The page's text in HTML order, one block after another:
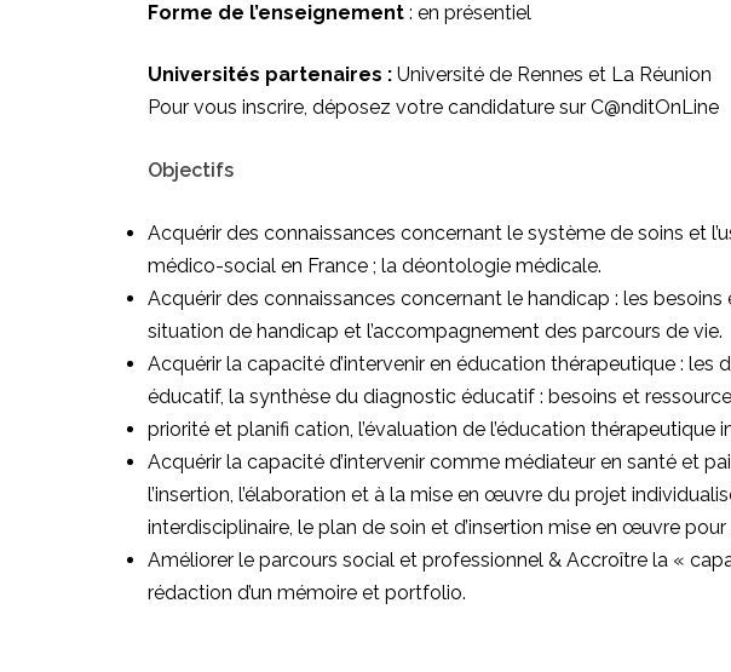
Forme de l’enseignement : en présentiel
Universités partenaires : Université de Rennes et La Réunion
Pour vous inscrire, déposez votre candidature sur C@nditOnLine
Objectifs
Acquérir des connaissances concernant le système de soins et
médico-social en France ; la déontologie médicale.
Acquérir des connaissances concernant le handicap : les
situation de handicap et l’accompagnement des parcours de vie.
Acquérir la capacité d’intervenir en éducation thérapeutique : les
éducatif, la synthèse du diagnostic éducatif : besoins et
priorité et planifi cation, l’évaluation de l’éducation
Acquérir la capacité d’intervenir comme médiateur en santé et
l’insertion, l’élaboration et à la mise en œuvre du projet
interdisciplinaire, le plan de soin et d’insertion mise en œuvre
Améliorer le parcours social et professionnel & Accroître la «
rédaction d’un mémoire et portfolio.